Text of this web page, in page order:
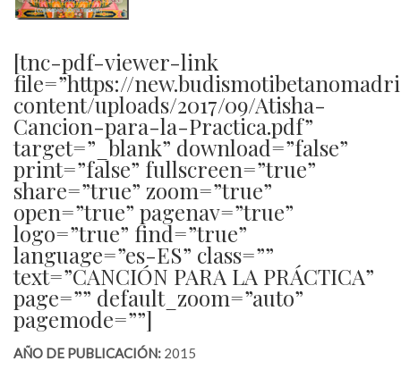
[tnc-pdf-viewer-link
file=”https://
content/uploads/2017/09/Atisha-
Cancion-para-la-Practica.pdf”
target=”_blank” download=”false”
print=”false” fullscreen=”true”
share=”true” zoom=”true”
open=”true” pagenav=”true”
logo=”true” find=”true”
language=”es-ES” class=””
text=”CANCIÓN PARA LA PRÁCTICA”
page=”” default_zoom=”auto”
pagemode=””]
AÑO DE PUBLICACIÓN: 2015